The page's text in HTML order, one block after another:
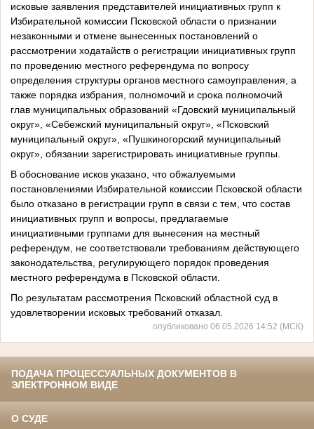
исковые заявления представителей инициативных групп к
Избирательной комиссии Псковской области о признании
незаконными и отмене вынесенных постановлений о
рассмотрении ходатайств о регистрации инициативных групп
по проведению местного референдума по вопросу
определения структуры органов местного самоуправления, а
также порядка избрания, полномочий и срока полномочий
глав муниципальных образований «Гдовский муниципальный
округ», «Себежский муниципальный округ», «Псковский
муниципальный округ», «Пушкиногорский муниципальный
округ», обязании зарегистрировать инициативные группы.
В обоснование исков указано, что обжалуемыми
постановлениями Избирательной комиссии Псковской области
было отказано в регистрации групп в связи с тем, что состав
инициативных групп и вопросы, предлагаемые
инициативными группами для вынесения на местный
референдум, не соответствовали требованиям действующего
законодательства, регулирующего порядок проведения
местного референдума в Псковской области.
По результатам рассмотрения Псковский областной суд в
удовлетворении исковых требований отказал.
опубликовано 06.05.2026 14:52 (МСК)
ПОДАЧА ПРОЦЕССУАЛЬНЫХ ДОКУМЕНТОВ В
ЭЛЕКТРОННОМ ВИДЕ
О СУДЕ